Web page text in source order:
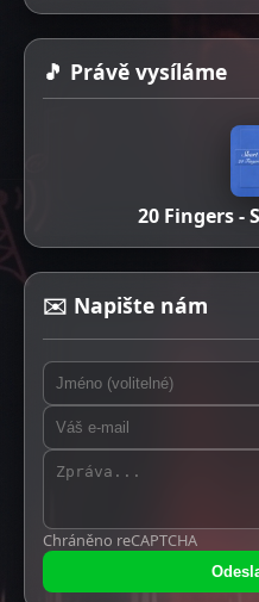
🎵 Právě vysíláme
20 Fingers -
✉️ Napište nám
Chráněno reCAPTCHA